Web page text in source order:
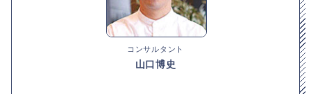
コンサルタント
山口博史